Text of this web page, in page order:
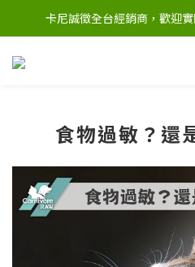
卡尼誠徵全台經銷商，歡迎
食物過敏？還